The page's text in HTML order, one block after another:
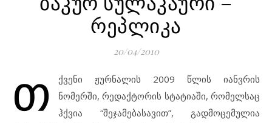
რეპლიკა
20/04/2010
თ
ქვენი ჟურნალის 2009 წლის იანვრის
ნომერში, რედაქტორის სტატიაში, რომელსაც
ჰქვია “შეჯამებასავით”, გადმოცემულია